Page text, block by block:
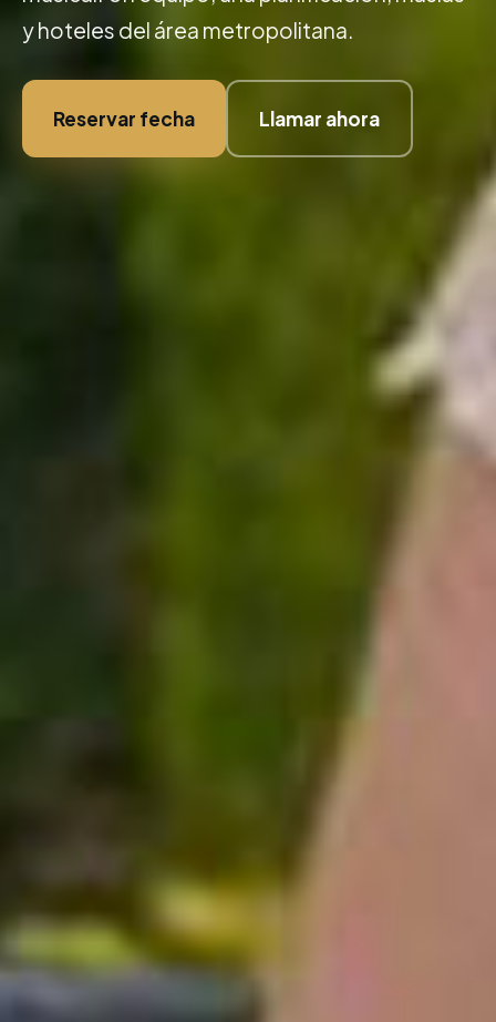
y hoteles del área metropolitana.
Reservar fecha Llamar ahora